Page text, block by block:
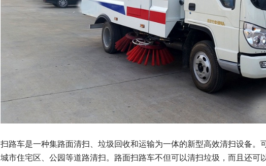
扫路车是一种集路面清扫、垃圾回收和运输为一体的新型高效清扫设备。
城市住宅区、公园等道路清扫。路面扫路车不但可以清扫垃圾，而且还可